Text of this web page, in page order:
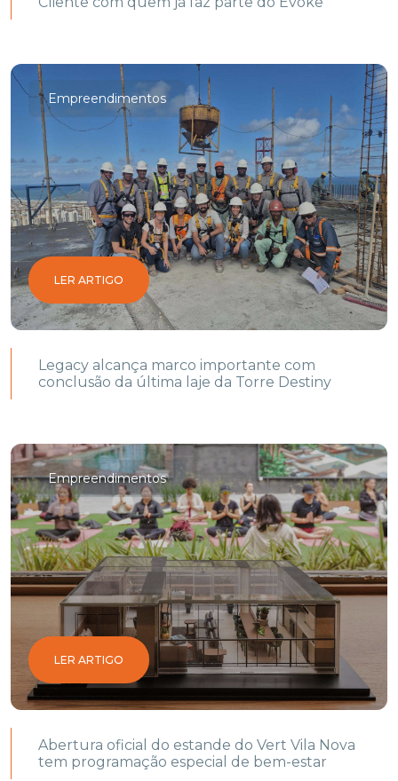
Empreendimentos
LER ARTIGO
Legacy alcança marco importante com
conclusão da última laje da Torre Destiny
Empreendimentos
LER ARTIGO
Abertura oficial do estande do Vert Vila Nova
tem programação especial de bem-estar